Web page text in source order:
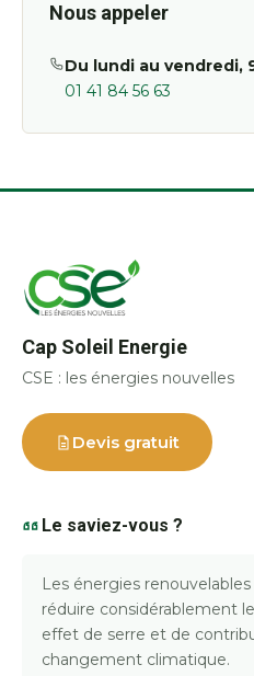
Nous appeler
Du lundi au vendredi,
01 41 84 56 63
Cap Soleil Energie
CSE : les énergies nouvelles
Devis gratuit
Le saviez-vous ?
Les énergies
réduire considérablement
effet de serre et de
changement climatique.